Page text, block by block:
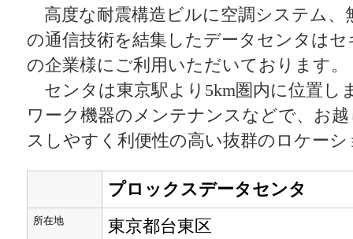
高度な耐震構造ビルに空調システム、
の通信技術を結集したデータセンタは
の企業様にご利用いただいております。
センタは東京駅より5km圏内に位置し
ワーク機器のメンテナンスなどで、お
スしやすく利便性の高い抜群のロケー
プロックスデータセンタ
所在地 東京都台東区